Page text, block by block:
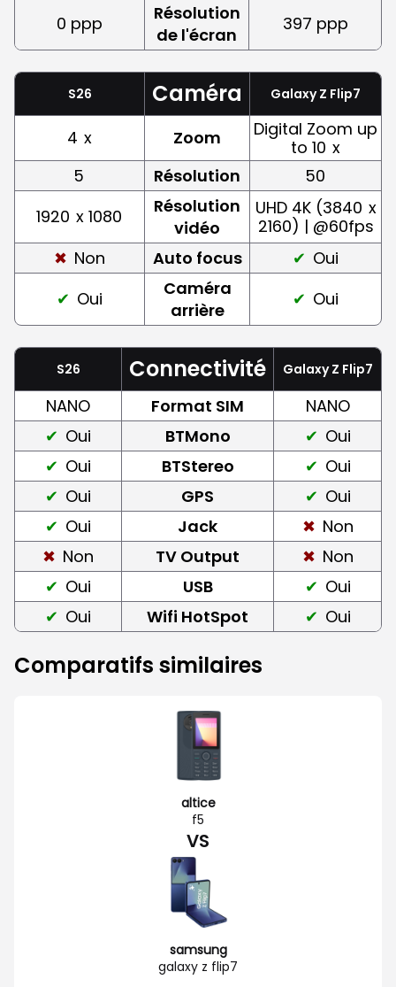
0 ppp
Résolution
de l'écran
397 ppp
S26 Caméra Galaxy Z Flip7
4 x Zoom
Digital Zoom up
to 10 x
5
Résolution
50
1920 x 1080
Résolution
vidéo
UHD 4K (3840 x
2160) | @60fps
Non
Auto focus
Oui
Oui
Caméra
arrière
Oui
S26 Connectivité Galaxy Z Flip7
NANO Format SIM
NANO
Oui
BTMono
Oui
Oui
BTStereo
Oui
Oui
GPS
Oui
Oui
Jack
Non
Non
TV Output
Non
Oui
USB
Oui
Oui
Wifi HotSpot Oui
Comparatifs similaires
altice
f5
VS
samsung
galaxy z flip7